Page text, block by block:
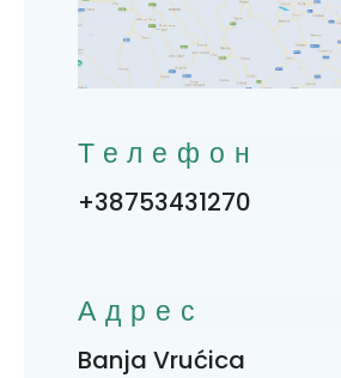
Телефон
+38753431270
Адрес
Banja Vrućica